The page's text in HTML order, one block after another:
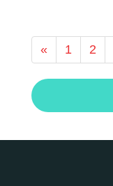
« 1 2